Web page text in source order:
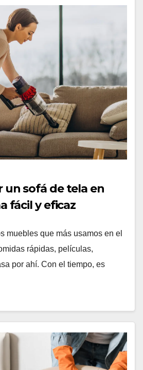
un sofá de tela en
fácil y eficaz
muebles que más usamos en el
rápidas, películas,
por ahí. Con el tiempo, es